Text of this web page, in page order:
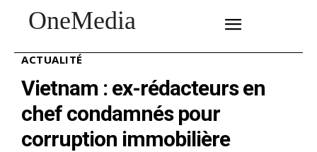
OneMedia
ACTUALITÉ
Vietnam : ex-rédacteurs en
chef condamnés pour
corruption immobilière